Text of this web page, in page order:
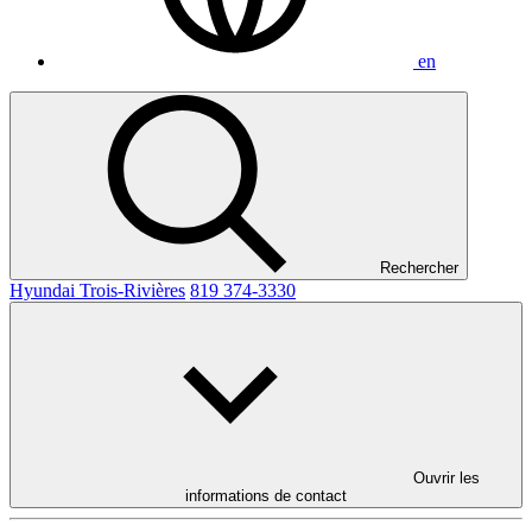
en
Rechercher
Hyundai Trois-Rivières 819 374-3330
Ouvrir les
informations de contact